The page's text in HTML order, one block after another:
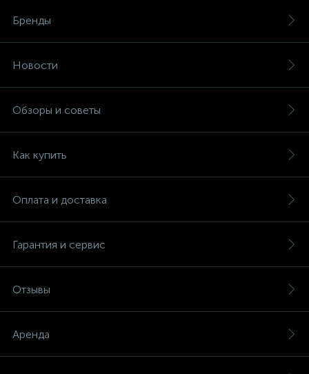
Бренды
Новости
Обзоры и советы
Как купить
Оплата и доставка
Гарантия и сервис
Отзывы
Аренда